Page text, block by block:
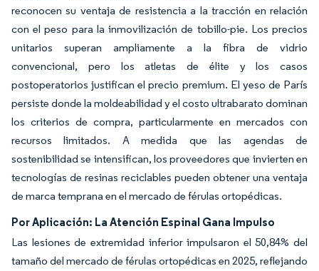
reconocen su ventaja de resistencia a la tracción en relación
con el peso para la inmovilización de tobillo-pie. Los precios
unitarios superan ampliamente a la fibra de vidrio
convencional, pero los atletas de élite y los casos
postoperatorios justifican el precio premium. El yeso de París
persiste donde la moldeabilidad y el costo ultrabarato dominan
los criterios de compra, particularmente en mercados con
recursos limitados. A medida que las agendas de
sostenibilidad se intensifican, los proveedores que invierten en
tecnologías de resinas reciclables pueden obtener una ventaja
de marca temprana en el mercado de férulas ortopédicas.
Por Aplicación: La Atención Espinal Gana Impulso
Las lesiones de extremidad inferior impulsaron el 50,84% del
tamaño del mercado de férulas ortopédicas en 2025, reflejando